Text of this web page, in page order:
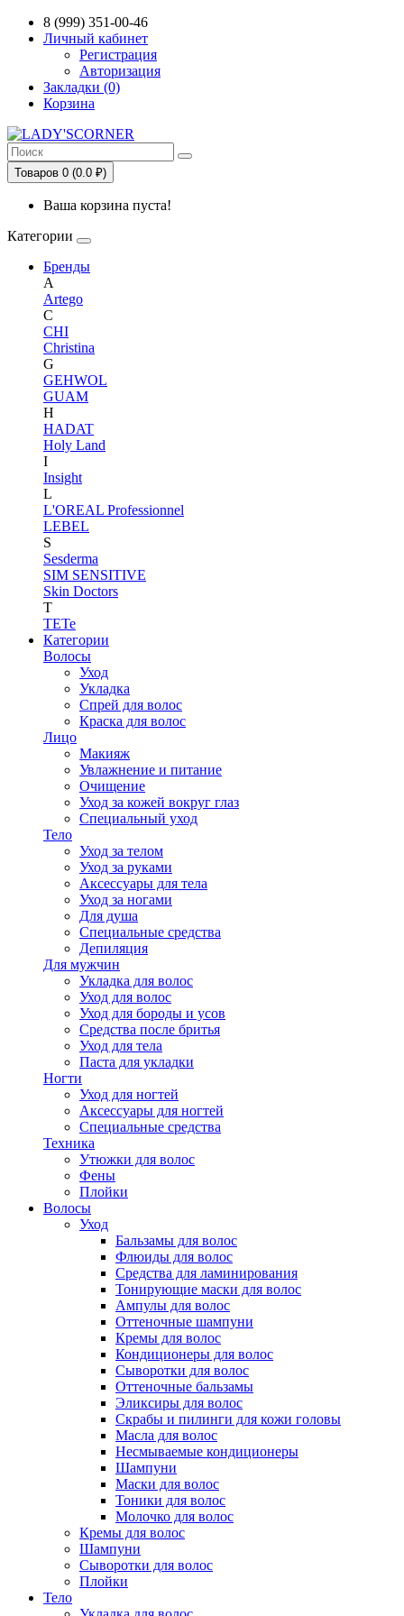
Сервис сравнения цен в Беларуси
8 (999) 351-00-46
Личный кабинет
Регистрация
Авторизация
Закладки (0)
Корзина
Товаров 0 (0.0 ₽)
Ваша корзина пуста!
Категории
Бренды
A
Artego
C
CHI
Christina
G
GEHWOL
GUAM
H
HADAT
Holy Land
I
Insight
L
L'OREAL Professionnel
LEBEL
S
Sesderma
SIM SENSITIVE
Skin Doctors
T
TETe
Категории
Волосы
Уход
Укладка
Спрей для волос
Краска для волос
Лицо
Макияж
Увлажнение и питание
Очищение
Уход за кожей вокруг глаз
Специальный уход
Тело
Уход за телом
Уход за руками
Аксессуары для тела
Уход за ногами
Для душа
Специальные средства
Депиляция
Для мужчин
Укладка для волос
Уход для волос
Уход для бороды и усов
Средства после бритья
Уход для тела
Паста для укладки
Ногти
Уход для ногтей
Аксессуары для ногтей
Специальные средства
Техника
Утюжки для волос
Фены
Плойки
Волосы
Уход
Бальзамы для волос
Флюиды для волос
Средства для ламинирования
Тонирующие маски для волос
Ампулы для волос
Оттеночные шампуни
Кремы для волос
Кондиционеры для волос
Сыворотки для волос
Оттеночные бальзамы
Эликсиры для волос
Скрабы и пилинги для кожи головы
Масла для волос
Несмываемые кондиционеры
Шампуни
Маски для волос
Тоники для волос
Молочко для волос
Кремы для волос
Шампуни
Сыворотки для волос
Плойки
Тело